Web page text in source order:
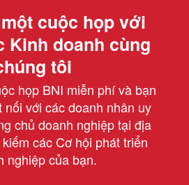
cuộc họp với
Kinh doanh cùng
tôi
họp BNI miễn phí và bạn
nối với các doanh nhân uy
chủ doanh nghiệp tại địa
các Cơ hội phát triển
nghiệp của bạn.